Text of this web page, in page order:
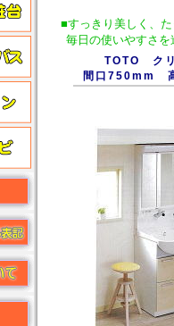
■すっきり美しく
毎日の使いやすさを
TOTO ク
間口